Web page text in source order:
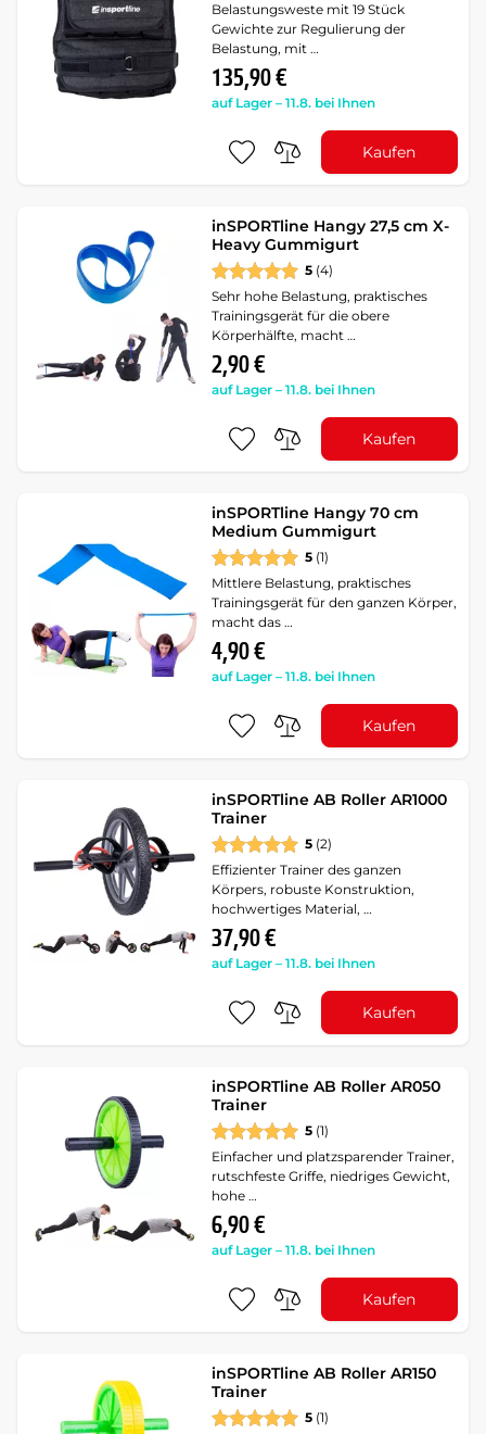
Belastungsweste mit 19 Stück
Gewichte zur Regulierung der
Belastung, mit …
135,90 €
auf Lager – 11.8. bei Ihnen
Kaufen
inSPORTline Hangy 27,5 cm X-
Heavy Gummigurt
5 (4)
Sehr hohe Belastung, praktisches
Trainingsgerät für die obere
Körperhälfte, macht …
2,90 €
auf Lager – 11.8. bei Ihnen
Kaufen
inSPORTline Hangy 70 cm
Medium Gummigurt
5 (1)
Mittlere Belastung, praktisches
Trainingsgerät für den ganzen Körper,
macht das …
4,90 €
auf Lager – 11.8. bei Ihnen
Kaufen
inSPORTline AB Roller AR1000
Trainer
5 (2)
Effizienter Trainer des ganzen
Körpers, robuste Konstruktion,
hochwertiges Material, …
37,90 €
auf Lager – 11.8. bei Ihnen
Kaufen
inSPORTline AB Roller AR050
Trainer
5 (1)
Einfacher und platzsparender Trainer,
rutschfeste Griffe, niedriges Gewicht,
hohe …
6,90 €
auf Lager – 11.8. bei Ihnen
Kaufen
inSPORTline AB Roller AR150
Trainer
5 (1)